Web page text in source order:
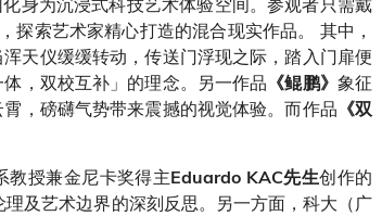
探索艺术家精心打造的混合现实作品。 其中，
天仪缓缓转动，传送门浮现之际，踏入门扉便
，双校互补」的理念。另一作品 《鲲鹏》 象征
，磅礴气势带来震撼的视觉体验。而作品 《双
授兼金尼卡奖得主Eduardo KAC先生创作的
及艺术边界的深刻反思。另一方面，科大（广